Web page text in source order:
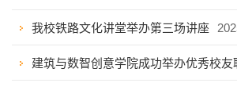
2025-12-11
我校铁路文化讲堂举办第三场讲座
建筑与数智创意学院成功举办优秀校